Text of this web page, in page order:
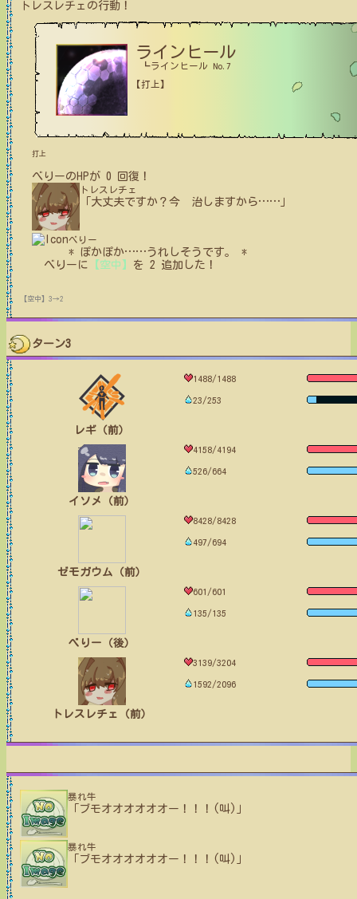
トレスレチェ の行動！
ラインヒール
┗ラインヒール No.7
【打上】
打上
べりーの HPが 0 回復！
トレスレチェ
「大丈夫ですか？今 治しますから……
べりー
* ぽかぽか……うれしそうです。 *
べりー に 【空中】 を 2 追加した！
【空中】3→2
ターン3
レギ（前）
1488/1488
23/253
イソメ（前）
4158/4194
526/664
ゼモガウム（前）
8428/8428
497/694
べりー（後）
601/601
135/135
トレスレチェ（前）
3139/3204
1592/2096
暴れ牛
「ブモオオオオオオー！！！(叫)」
暴れ牛
「ブモオオオオオオー！！！(叫)」